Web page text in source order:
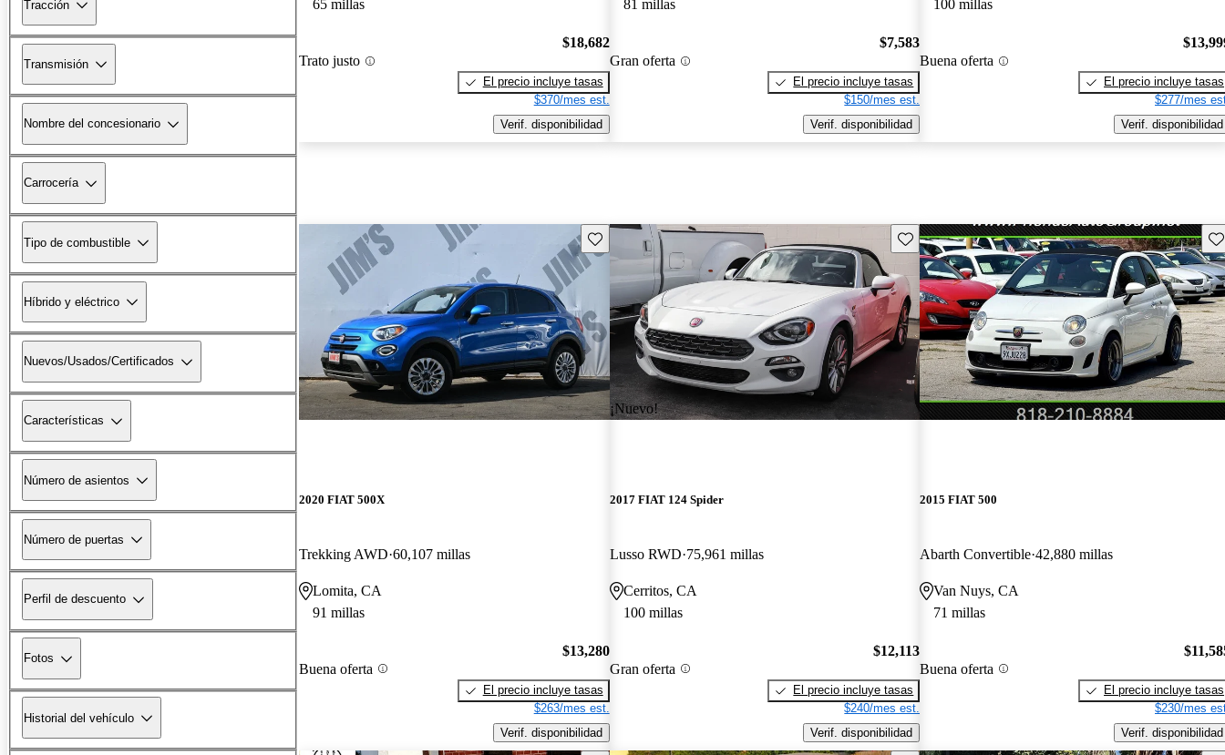
Tracción
Transmisión
Nombre del concesionario
Carrocería
Tipo de combustible
Híbrido y eléctrico
Nuevos/Usados/Certificados
Características
Número de asientos
Número de puertas
Perfil de descuento
Fotos
Historial del vehículo
65 millas
Trato justo
$18,682
El precio incluye tasas
$370/mes est.
Verif. disponibilidad
81 millas
Gran oferta
$7,583
El precio incluye tasas
$150/mes est.
Verif. disponibilidad
100 millas
Buena oferta
El precio incluye tasas
$277/mes
Verif. disponibilidad
Guarda este Aviso
2020 FIAT 500X
Trekking AWD 60,107 millas
Lomita, CA
91 millas
Buena oferta
$13,280
El precio incluye tasas
$263/mes est.
Verif. disponibilidad
¡Nuevo!
Guarda este Aviso
2017 FIAT 124 Spider
Lusso RWD 75,961 millas
Cerritos, CA
100 millas
Gran oferta
$12,113
El precio incluye tasas
$240/mes est.
Verif. disponibilidad
2015 FIAT 500
Abarth Convertible 42,880 millas
Van Nuys, CA
71 millas
Buena oferta
El precio incluye tasas
$230/mes
Verif. disponibilidad